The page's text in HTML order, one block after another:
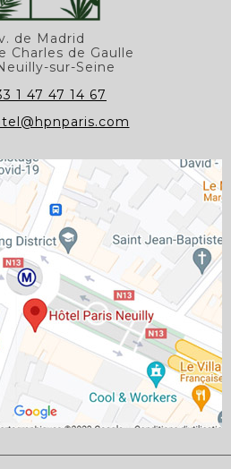
de Madrid
Charles de Gaulle
sur-Seine
1 47 47 14 67